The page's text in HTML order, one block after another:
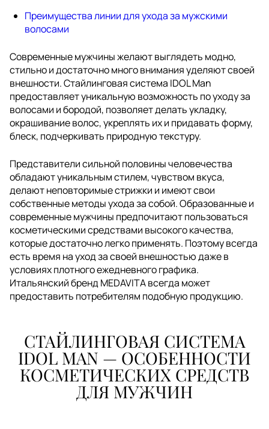
Преимущества линии для ухода за мужскими
волосами
Современные мужчины желают выглядеть модно,
стильно и достаточно много внимания уделяют своей
внешности. Стайлинговая система IDOL Man
предоставляет уникальную возможность по уходу за
волосами и бородой, позволяет делать укладку,
окрашивание волос, укреплять их и придавать форму,
блеск, подчеркивать природную текстуру.
Представители сильной половины человечества
обладают уникальным стилем, чувством вкуса,
делают неповторимые стрижки и имеют свои
собственные методы ухода за собой. Образованные и
современные мужчины предпочитают пользоваться
косметическими средствами высокого качества,
которые достаточно легко применять. Поэтому всегда
есть время на уход за своей внешностью даже в
условиях плотного ежедневного графика.
Итальянский бренд MEDAVITA всегда может
предоставить потребителям подобную продукцию.
СТАЙЛИНГОВАЯ СИСТЕМА
IDOL MAN — ОСОБЕННОСТИ
КОСМЕТИЧЕСКИХ СРЕДСТВ
ДЛЯ МУЖЧИН